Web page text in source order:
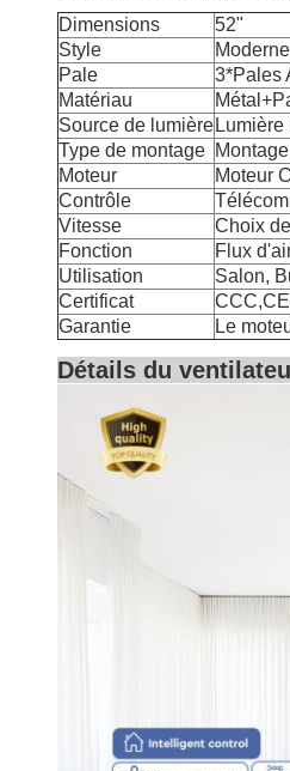
Dimensions
52"
Style
Moderne
Pale
3*Pales
Matériau
Source de lumière
Type de montage
Moteur
Moteur
Contrôle
Vitesse
Choix
Fonction
Flux
Utilisation
Salon,
Certificat
Garantie
Le
Détails du